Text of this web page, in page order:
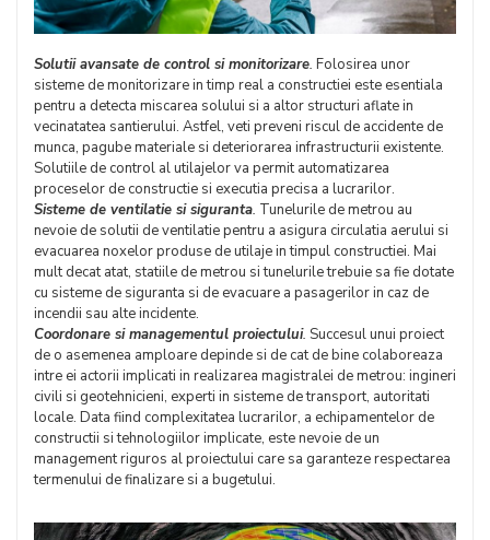
Solutii avansate de control si monitorizare. Folosirea unor
sisteme de monitorizare in timp real a constructiei este esentiala
pentru a detecta miscarea solului si a altor structuri aflate in
vecinatatea santierului. Astfel, veti preveni riscul de accidente de
munca, pagube materiale si deteriorarea infrastructurii existente.
Solutiile de control al utilajelor va permit automatizarea
proceselor de constructie si executia precisa a lucrarilor.
Sisteme de ventilatie si siguranta. Tunelurile de metrou au
nevoie de solutii de ventilatie pentru a asigura circulatia aerului si
evacuarea noxelor produse de utilaje in timpul constructiei. Mai
mult decat atat, statiile de metrou si tunelurile trebuie sa fie dotate
cu sisteme de siguranta si de evacuare a pasagerilor in caz de
incendii sau alte incidente.
Coordonare si managementul proiectului. Succesul unui proiect
de o asemenea amploare depinde si de cat de bine colaboreaza
intre ei actorii implicati in realizarea magistralei de metrou: ingineri
civili si geotehnicieni, experti in sisteme de transport, autoritati
locale. Data fiind complexitatea lucrarilor, a echipamentelor de
constructii si tehnologiilor implicate, este nevoie de un
management riguros al proiectului care sa garanteze respectarea
termenului de finalizare si a bugetului.